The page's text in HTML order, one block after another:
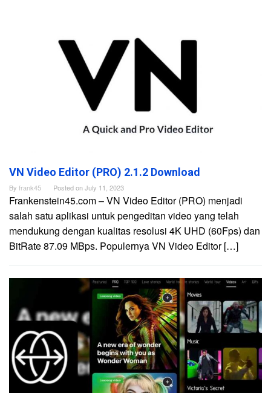
VN Video Editor (PRO) 2.1.2 Download
By frank45 Posted onJuly 11, 2023
Frankenstein45.com – VN Video Editor (PRO) menjadi
salah satu aplikasi untuk pengeditan video yang telah
mendukung dengan kualitas resolusi 4K UHD (60Fps) dan
BitRate 87.09 MBps. Populernya VN Video Editor […]